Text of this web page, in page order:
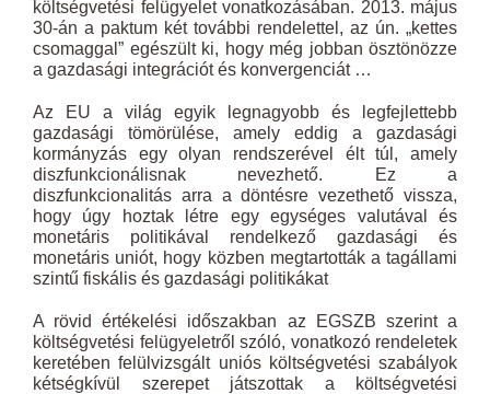
költségvetési felügyelet vonatkozásában. 2013. május
30-án a paktum két további rendelettel, az ún. „kettes
csomaggal” egészült ki, hogy még jobban ösztönözze
a gazdasági integrációt és konvergenciát …
Az EU a világ egyik legnagyobb és legfejlettebb
gazdasági tömörülése, amely eddig a gazdasági
kormányzás egy olyan rendszerével élt túl, amely
diszfunkcionálisnak nevezhető. Ez a
diszfunkcionalitás arra a döntésre vezethető vissza,
hogy úgy hoztak létre egy egységes valutával és
monetáris politikával rendelkező gazdasági és
monetáris uniót, hogy közben megtartották a tagállami
szintű fiskális és gazdasági politikákat
A rövid értékelési időszakban az EGSZB szerint a
költségvetési felügyeletről szóló, vonatkozó rendeletek
keretében felülvizsgált uniós költségvetési szabályok
kétségkívül szerepet játszottak a költségvetési